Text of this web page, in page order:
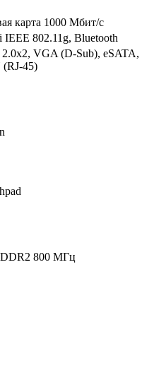
карта 1000 Мбит/c
IEEE 802.11g, Bluetooth
VGA (D-Sub), eSATA,
45)
800 МГц